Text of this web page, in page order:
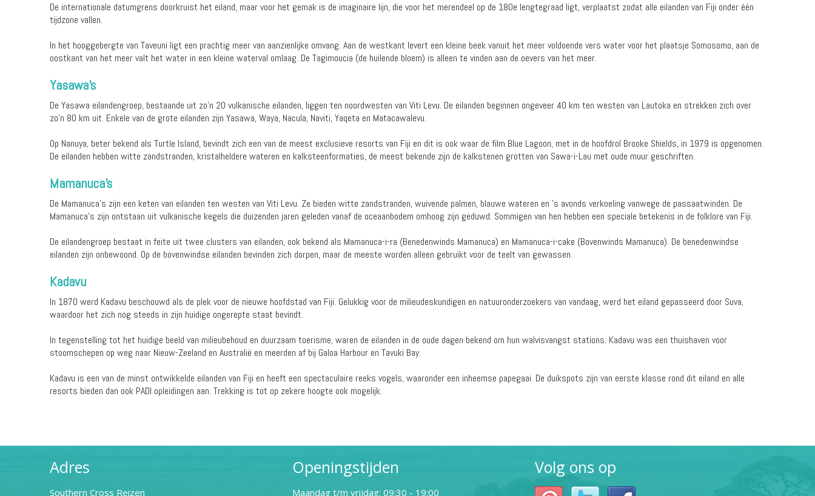
De internationale datumgrens doorkruist het eiland, maar voor het gemak is de imaginaire lijn, die voor het merendeel op de 180e lengtegraad ligt, verplaatst zodat alle eilanden van Fiji onder één
tijdzone vallen.
In het hooggebergte van Taveuni ligt een prachtig meer van aanzienlijke omvang. Aan de westkant levert een kleine beek vanuit het meer voldoende vers water voor het plaatsje Somosomo, aan de
oostkant van het meer valt het water in een kleine waterval omlaag. De Tagimoucia (de huilende bloem) is alleen te vinden aan de oevers van het meer.
Yasawa's
De Yasawa eilandengroep, bestaande uit zo'n 20 vulkanische eilanden, liggen ten noordwesten van Viti Levu. De eilanden beginnen ongeveer 40 km ten westen van Lautoka en strekken zich over
zo'n 80 km uit. Enkele van de grote eilanden zijn Yasawa, Waya, Nacula, Naviti, Yaqeta en Matacawalevu.
Op Nanuya, beter bekend als Turtle Island, bevindt zich een van de meest exclusieve resorts van Fiji en dit is ook waar de film Blue Lagoon, met in de hoofdrol Brooke Shields, in 1979 is opgenomen.
De eilanden hebben witte zandstranden, kristalheldere wateren en kalksteenformaties, de meest bekende zijn de kalkstenen grotten van Sawa-i-Lau met oude muur geschriften.
Mamanuca's
De Mamanuca's zijn een keten van eilanden ten westen van Viti Levu. Ze bieden witte zandstranden, wuivende palmen, blauwe wateren en 's avonds verkoeling vanwege de passaatwinden. De
Mamanuca's zijn ontstaan uit vulkanische kegels die duizenden jaren geleden vanaf de oceaanbodem omhoog zijn geduwd. Sommigen van hen hebben een speciale betekenis in de folklore van Fiji.
De eilandengroep bestaat in feite uit twee clusters van eilanden, ook bekend als Mamanuca-i-ra (Benedenwinds Mamanuca) en Mamanuca-i-cake (Bovenwinds Mamanuca). De benedenwindse
eilanden zijn onbewoond. Op de bovenwindse eilanden bevinden zich dorpen, maar de meeste worden alleen gebruikt voor de teelt van gewassen.
Kadavu
In 1870 werd Kadavu beschouwd als de plek voor de nieuwe hoofdstad van Fiji. Gelukkig voor de milieudeskundigen en natuuronderzoekers van vandaag, werd het eiland gepasseerd door Suva,
waardoor het zich nog steeds in zijn huidige ongerepte staat bevindt.
In tegenstelling tot het huidige beeld van milieubehoud en duurzaam toerisme, waren de eilanden in de oude dagen bekend om hun walvisvangst stations. Kadavu was een thuishaven voor
stoomschepen op weg naar Nieuw-Zeeland en Australië en meerden af bij Galoa Harbour en Tavuki Bay.
Kadavu is een van de minst ontwikkelde eilanden van Fiji en heeft een spectaculaire reeks vogels, waaronder een inheemse papegaai. De duikspots zijn van eerste klasse rond dit eiland en alle
resorts bieden dan ook PADI opleidingen aan. Trekking is tot op zekere hoogte ook mogelijk.
Adres
Southern Cross Reizen
Openingstijden
Maandag t/m vrijdag: 09:30 - 19:00
Volg ons op